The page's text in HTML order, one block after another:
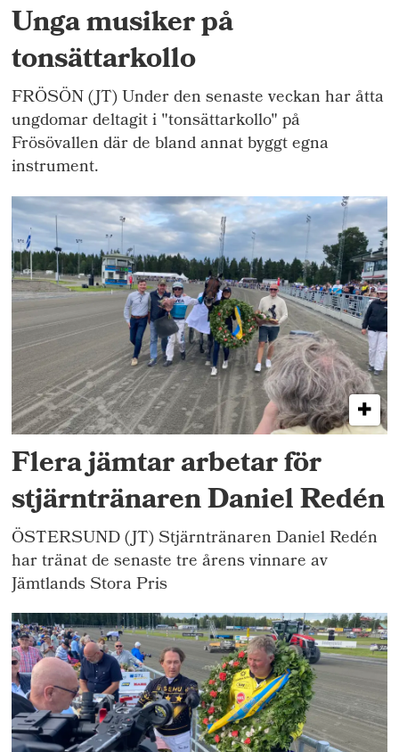
Unga musiker på
tonsättarkollo
FRÖSÖN (JT) Under den senaste veckan har åtta
ungdomar deltagit i "tonsättarkollo" på
Frösövallen där de bland annat byggt egna
instrument.
Flera jämtar arbetar för
stjärntränaren Daniel Redén
ÖSTERSUND (JT) Stjärntränaren Daniel Redén
har tränat de senaste tre årens vinnare av
Jämtlands Stora Pris